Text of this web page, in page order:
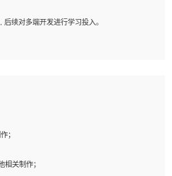
续对多端开发进行学习投入。
语言开发；
；
相关制作；